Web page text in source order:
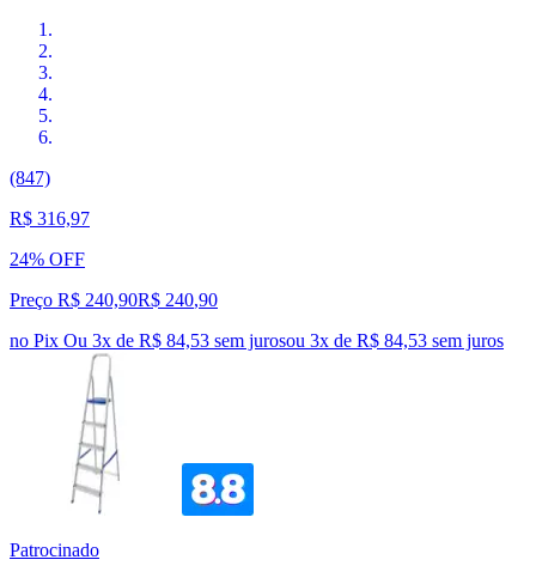
(847)
R$ 316,97
24% OFF
Preço R$ 240,90R$ 240,90
no Pix Ou 3x de R$ 84,53 sem jurosou 3x de R$ 84,53 sem juros
Patrocinado